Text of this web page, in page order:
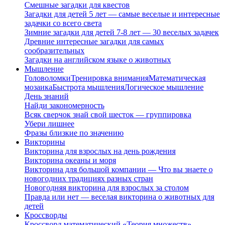
Смешные загадки для квестов
Загадки для детей 5 лет — самые веселые и интересные
задачки со всего света
Зимние загадки для детей 7-8 лет — 30 веселых задачек
Древние интересные загадки для самых
сообразительных
Загадки на английском языке о животных
Мышление
ГоловоломкиТренировка вниманияМатематическая
мозаикаБыстрота мышленияЛогическое мышление
День знаний
Найди закономерность
Всяк сверчок знай свой шесток — группировка
Убери лишнее
Фразы близкие по значению
Викторины
Викторина для взрослых на день рождения
Викторина океаны и моря
Викторина для большой компании — Что вы знаете о
новогодних традициях разных стран
Новогодняя викторина для взрослых за столом
Правда или нет — веселая викторина о животных для
детей
Кроссворды